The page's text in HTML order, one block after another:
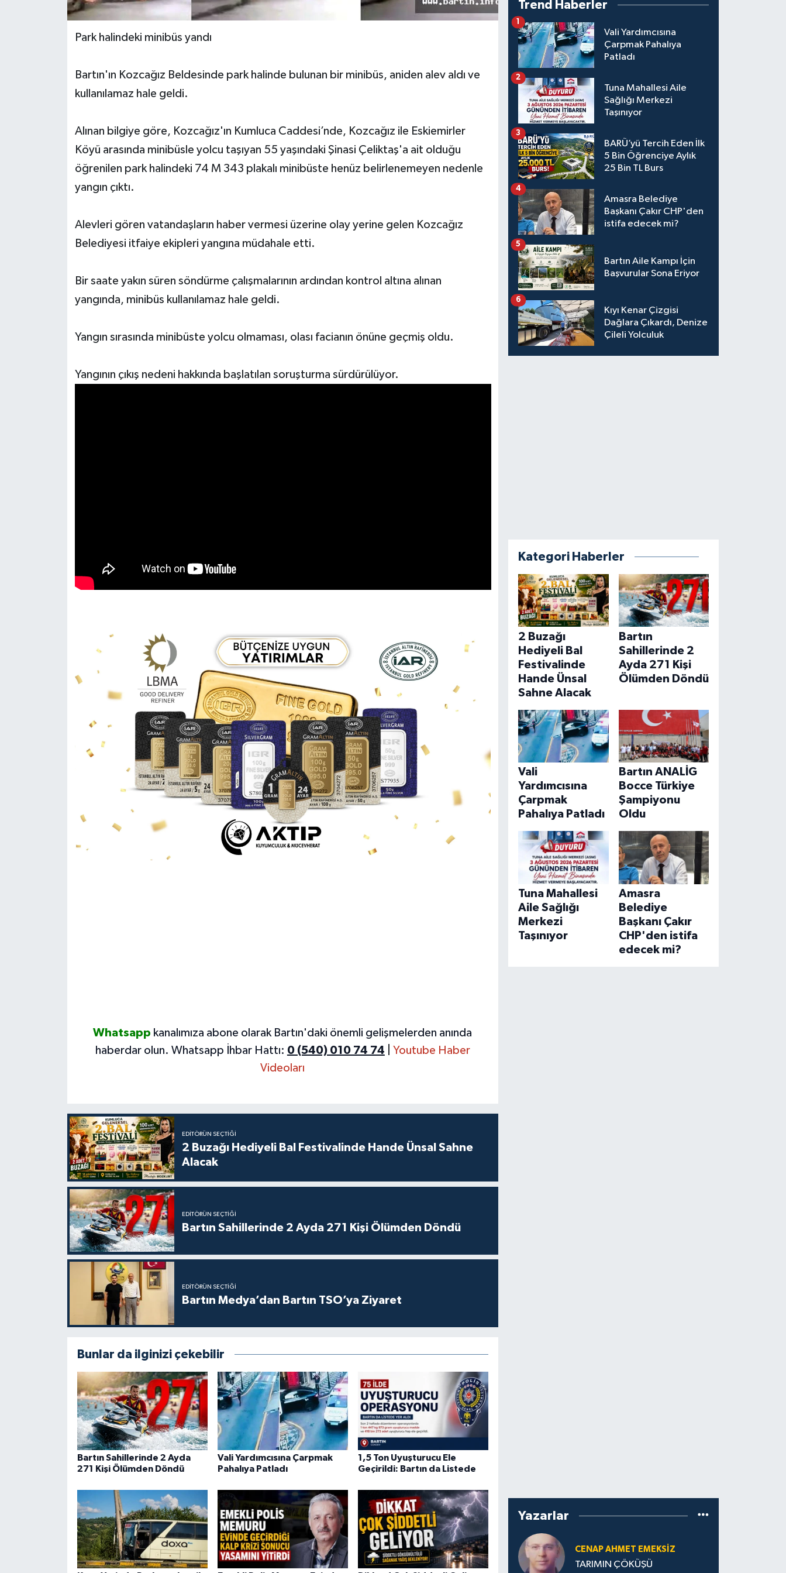
Park halindeki minibüs yandı
Bartın'ın Kozcağız Beldesinde park halinde bulunan bir minibüs, aniden alev aldı ve
kullanılamaz hale geldi.
Alınan bilgiye göre, Kozcağız'ın Kumluca Caddesi’nde, Kozcağız ile Eskiemirler
Köyü arasında minibüsle yolcu taşıyan 55 yaşındaki Şinasi Çeliktaş'a ait olduğu
öğrenilen park halindeki 74 M 343 plakalı minibüste henüz belirlenemeyen nedenle
yangın çıktı.
Alevleri gören vatandaşların haber vermesi üzerine olay yerine gelen Kozcağız
Belediyesi itfaiye ekipleri yangına müdahale etti.
Bir saate yakın süren söndürme çalışmalarının ardından kontrol altına alınan
yangında, minibüs kullanılamaz hale geldi.
Yangın sırasında minibüste yolcu olmaması, olası facianın önüne geçmiş oldu.
Yangının çıkış nedeni hakkında başlatılan soruşturma sürdürülüyor.
Whatsapp kanalımıza abone olarak Bartın'daki önemli gelişmelerden anında
haberdar olun. Whatsapp İhbar Hattı: 0 (540) 010 74 74
Youtube Haber
Videoları
EDITÖRÜN SEÇTIĞI
2 Buzağı Hediyeli Bal Festivalinde Hande Ünsal Sahne
Alacak
EDITÖRÜN SEÇTIĞI
Bartın Sahillerinde 2 Ayda 271 Kişi Ölümden Döndü
EDITÖRÜN SEÇTIĞI
Bartın Medya’dan Bartın TSO’ya Ziyaret
Bunlar da ilginizi çekebilir
Bartın Sahillerinde 2 Ayda
271 Kişi Ölümden Döndü
Vali Yardımcısına Çarpmak
Pahalıya Patladı
1,5 Ton Uyuşturucu Ele
Geçirildi: Bartın da Listede
Trend Haberler
Vali Yardımcısına
Çarpmak Pahalıya
Patladı
1
Tuna Mahallesi Aile
Sağlığı Merkezi
Taşınıyor
2
BARÜ’yü Tercih Eden İlk
5 Bin Öğrenciye Aylık
25 Bin TL Burs
3
Amasra Belediye
Başkanı Çakır CHP'den
istifa edecek mi?
4
Bartın Aile Kampı İçin
Başvurular Sona Eriyor
5
Kıyı Kenar Çizgisi
Dağlara Çıkardı, Denize
Çileli Yolculuk
6
Kategori Haberler
2 Buzağı
Hediyeli Bal
Festivalinde
Hande Ünsal
Sahne Alacak
Bartın
Sahillerinde 2
Ayda 271 Kişi
Ölümden Döndü
Vali
Yardımcısına
Çarpmak
Pahalıya Patladı
Bartın ANALİG
Bocce Türkiye
Şampiyonu
Oldu
Tuna Mahallesi
Aile Sağlığı
Merkezi
Taşınıyor
Amasra
Belediye
Başkanı Çakır
CHP'den istifa
edecek mi?
Yazarlar
CENAP AHMET EMEKSİZ
TARIMIN ÇÖKÜŞÜ